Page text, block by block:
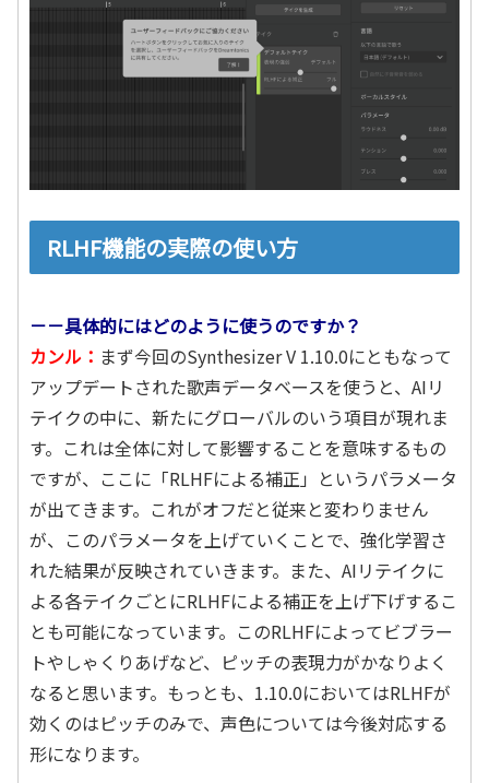
RLHF機能の実際の使い方
－－具体的にはどのように使うのですか？
カンル： まず今回のSynthesizer V 1.10.0にともなって
アップデートされた歌声データベースを使うと、AIリ
テイクの中に、新たにグローバルのいう項目が現れま
す。これは全体に対して影響することを意味するもの
ですが、ここに「RLHFによる補正」というパラメータ
が出てきます。これがオフだと従来と変わりません
が、このパラメータを上げていくことで、強化学習さ
れた結果が反映されていきます。また、AIリテイクに
よる各テイクごとにRLHFによる補正を上げ下げするこ
とも可能になっています。このRLHFによってビブラー
トやしゃくりあげなど、ピッチの表現力がかなりよく
なると思います。もっとも、1.10.0においてはRLHFが
効くのはピッチのみで、声色については今後対応する
形になります。